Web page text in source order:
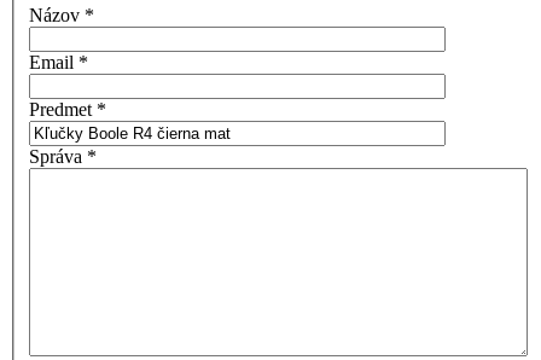
Názov *
Email *
Predmet *
Správa *